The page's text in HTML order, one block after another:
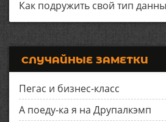
Как подружить свой тип
СЛУЧАЙНЫЕ ЗАМЕТКИ
Пегас и бизнес-класс
А поеду-ка я на Друпалкэмп